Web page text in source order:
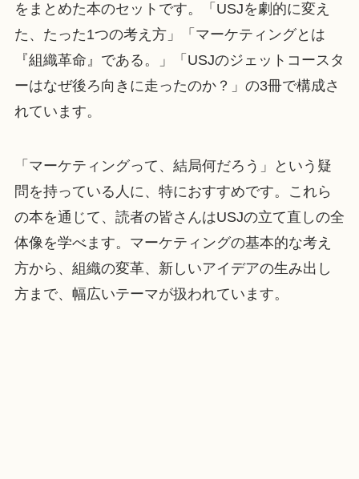
をまとめた本のセットです。「USJを劇的に変え
た、たった1つの考え方」「マーケティングとは
『組織革命』である。」「USJのジェットコースタ
ーはなぜ後ろ向きに走ったのか？」の3冊で構成さ
れています。
「マーケティングって、結局何だろう」という疑
問を持っている人に、特におすすめです。これら
の本を通じて、読者の皆さんはUSJの立て直しの全
体像を学べます。マーケティングの基本的な考え
方から、組織の変革、新しいアイデアの生み出し
方まで、幅広いテーマが扱われています。